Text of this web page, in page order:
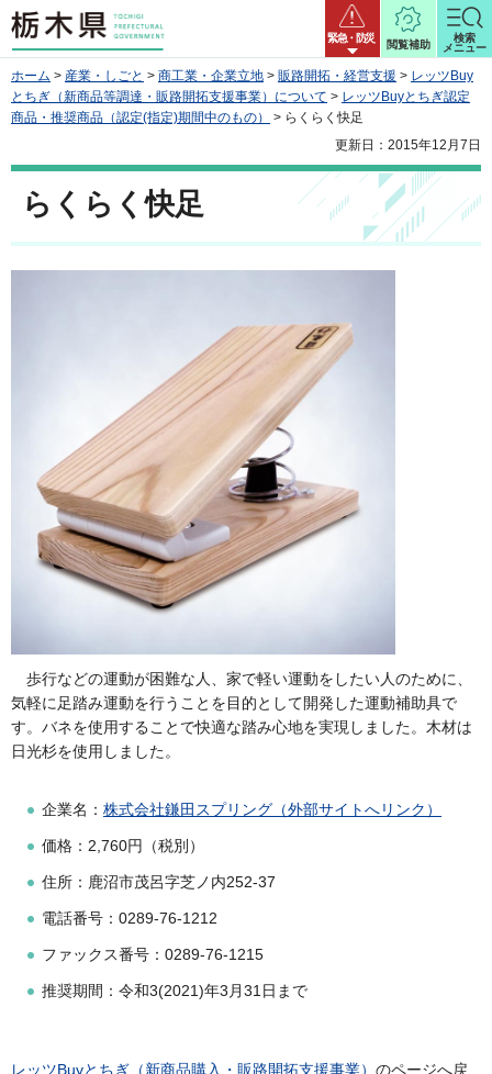
栃木県 緊急・防災
閲覧補助
検索
メニュー
ホーム > 産業・しごと > 商工業・企業立地 > 販路開拓・経営支援 > レッツBuy
とちぎ（新商品等調達・販路開拓支援事業）について > レッツBuyとちぎ認定
商品・推奨商品（認定(指定)期間中のもの）
> らくらく快足
更新日：2015年12月7日
らくらく快足
歩行などの運動が困難な人、家で軽い運動をしたい人のために、
気軽に足踏み運動を行うことを目的として開発した運動補助具で
す。バネを使用することで快適な踏み心地を実現しました。木材は
日光杉を使用しました。
企業名： 株式会社鎌田スプリング（外部サイトへリンク）
価格：2,760円（税別）
住所：鹿沼市茂呂字芝ノ内252-37
電話番号：0289-76-1212
ファックス番号：0289-76-1215
推奨期間：令和3(2021)年3月31日まで
レッツBuyとちぎ（新商品購入・販路開拓支援事業） のページへ戻